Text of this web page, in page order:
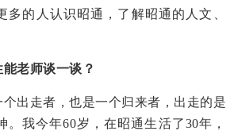
多的人认识昭通，了解昭通的人文、
老师谈一谈？
出走者，也是一个归来者，出走的是
。我今年60岁，在昭通生活了30年，